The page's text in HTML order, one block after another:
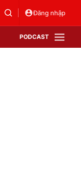
Đăng nhập
PODCAST